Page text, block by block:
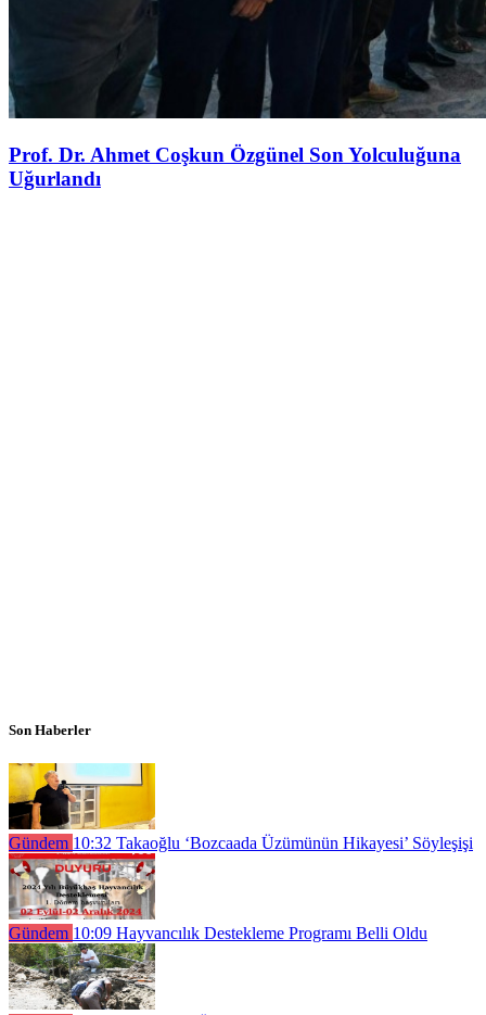
Prof. Dr. Ahmet Coşkun Özgünel Son Yolculuğuna
Uğurlandı
Son Haberler
Gündem 10:32 Takaoğlu ‘Bozcaada Üzümünün Hikayesi’ Söyleşişi
Gündem 10:09 Hayvancılık Destekleme Programı Belli Oldu